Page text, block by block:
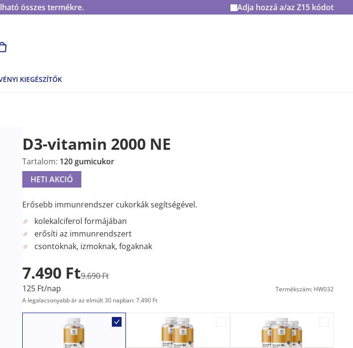
összes termékre. Adja hozzá a/az Z15 kódot
KIEGÉSZÍTŐK
D3-vitamin 2000 NE
Tartalom: 120 gumicukor
HETI AKCIÓ
Erősebb immunrendszer cukorkák segítségével.
kolekalciferol formájában
erősíti az immunrendszert
csontoknak, izmoknak, fogaknak
7.490 Ft9.690 Ft
125 Ft/nap
Termékszám: HW032
A legalacsonyabb ár az elmúlt 30 napban: 7.490 Ft